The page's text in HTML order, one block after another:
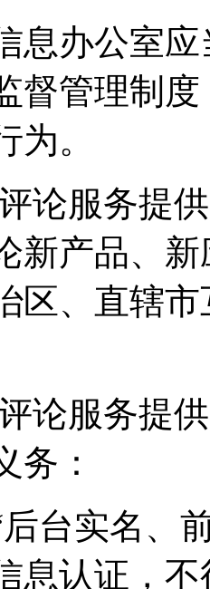
息办公室
督管理制
为。
论服务提
新产品、
区、直辖
论服务提
务：
后台实名、
息认证，